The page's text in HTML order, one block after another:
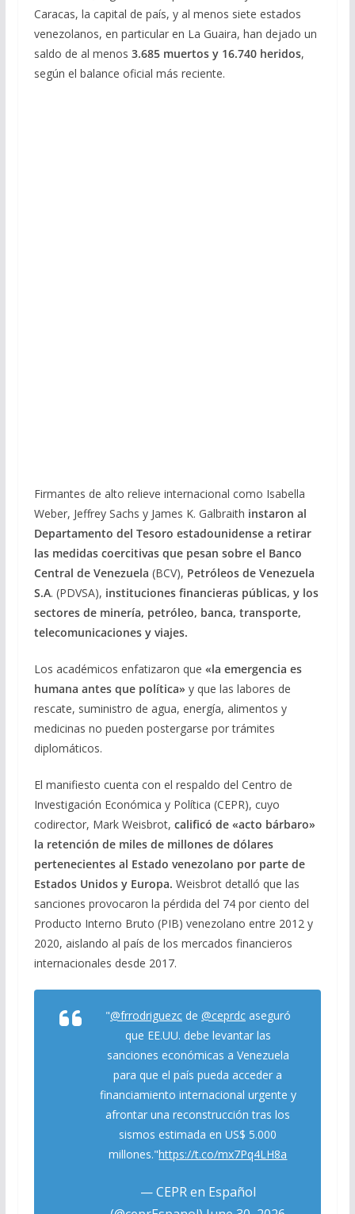
Caracas, la capital de país, y al menos siete estados
venezolanos, en particular en La Guaira, han dejado un
saldo de al menos 3.685 muertos y 16.740 heridos,
según el balance oficial más reciente.
Firmantes de alto relieve internacional como Isabella
Weber, Jeffrey Sachs y James K. Galbraith instaron al
Departamento del Tesoro estadounidense a retirar
las medidas coercitivas que pesan sobre el Banco
Central de Venezuela (BCV), Petróleos de Venezuela
S.A. (PDVSA), instituciones financieras públicas, y los
sectores de minería, petróleo, banca, transporte,
telecomunicaciones y viajes.
Los académicos enfatizaron que «la emergencia es
humana antes que política» y que las labores de
rescate, suministro de agua, energía, alimentos y
medicinas no pueden postergarse por trámites
diplomáticos.
El manifiesto cuenta con el respaldo del Centro de
Investigación Económica y Política (CEPR), cuyo
codirector, Mark Weisbrot, calificó de «acto bárbaro»
la retención de miles de millones de dólares
pertenecientes al Estado venezolano por parte de
Estados Unidos y Europa. Weisbrot detalló que las
sanciones provocaron la pérdida del 74 por ciento del
Producto Interno Bruto (PIB) venezolano entre 2012 y
2020, aislando al país de los mercados financieros
internacionales desde 2017.
"@frrodriguezcde @ceprdcaseguró
que EE.UU. debe levantar las
sanciones económicas a Venezuela
para que el país pueda acceder a
financiamiento internacional urgente y
afrontar una reconstrucción tras los
sismos estimada en US$ 5.000
millones."https://t.co/mx7Pq4LH8a
— CEPR en Español